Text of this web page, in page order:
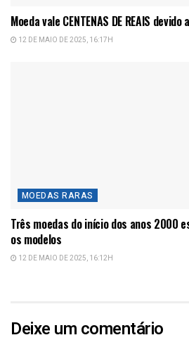
Moeda vale CENTENAS DE REAIS
12 DE MAIO DE 2025, 16:17H
MOEDAS RARAS
Três moedas do início dos anos 2000
os modelos
12 DE MAIO DE 2025, 16:12H
Deixe um comentário